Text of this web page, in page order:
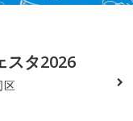
スタ2026
区